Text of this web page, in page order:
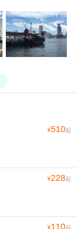
¥510起
¥228起
¥110起